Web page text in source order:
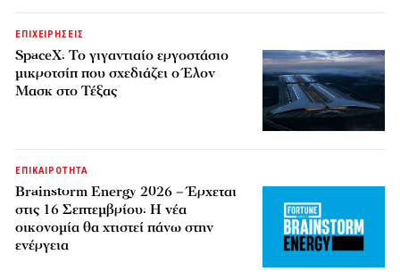
ΕΠΙΧΕΙΡΗΣΕΙΣ
SpaceX: Το γιγαντιαίο εργοστάσιο
μικροτσίπ που σχεδιάζει ο Έλον
Μασκ στο Τέξας
ΕΠΙΚΑΙΡΟΤΗΤΑ
Brainstorm Energy 2026 – Έρχεται
στις 16 Σεπτεμβρίου: Η νέα
οικονομία θα χτιστεί πάνω στην
ενέργεια